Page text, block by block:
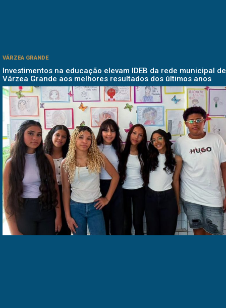
VÁRZEA GRANDE
Investimentos na educação elevam IDEB da rede municipal de
Várzea Grande aos melhores resultados dos últimos anos